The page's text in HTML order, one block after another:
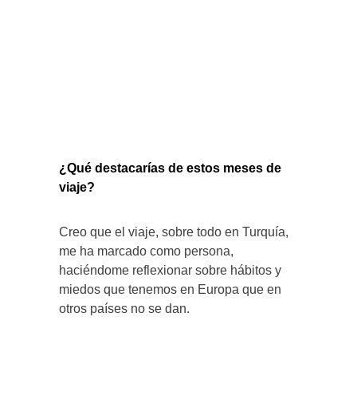
¿Qué destacarías de estos meses de
viaje?
Creo que el viaje, sobre todo en Turquía,
me ha marcado como persona,
haciéndome reflexionar sobre hábitos y
miedos que tenemos en Europa que en
otros países no se dan.